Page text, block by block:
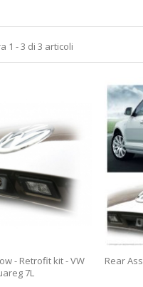
1 - 3 di 3 articoli
- Retrofit kit - VW
7L
Rear